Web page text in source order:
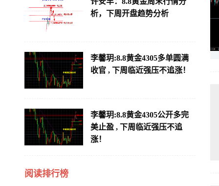
析，下周开盘趋势分析
李馨玥:8.8黄金4305多单圆满
收官 , 下周临近强压不追涨！
李馨玥:8.8黄金4305公开多完
美止盈 , 下周临近强压不追
涨！
阅读排行榜